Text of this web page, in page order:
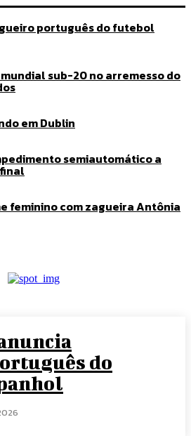
português do futebol
sub-20 no arremesso do
em Dublin
semiautomático a
feminino com zagueira Antônia
do